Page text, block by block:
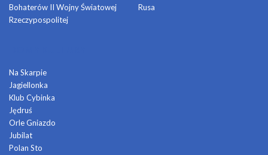
Bohaterów II Wojny Światowej
Rzeczypospolitej
Rusa
Na Skarpie
Jagiellonka
Klub Cybinka
Jędruś
Orle Gniazdo
Jubilat
Polan Sto